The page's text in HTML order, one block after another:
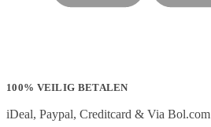
100% VEILIG BETALEN
iDeal, Paypal, Creditcard & Via Bol.com